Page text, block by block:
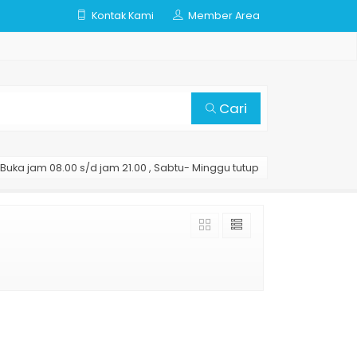
Kontak Kami Member Area
Cari
Buka jam 08.00 s/d jam 21.00 , Sabtu- Minggu tutup